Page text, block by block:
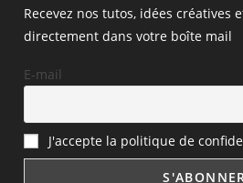
Recevez nos tutos, idées créatives
directement dans votre boîte mail
E-mail
J'accepte la politique de